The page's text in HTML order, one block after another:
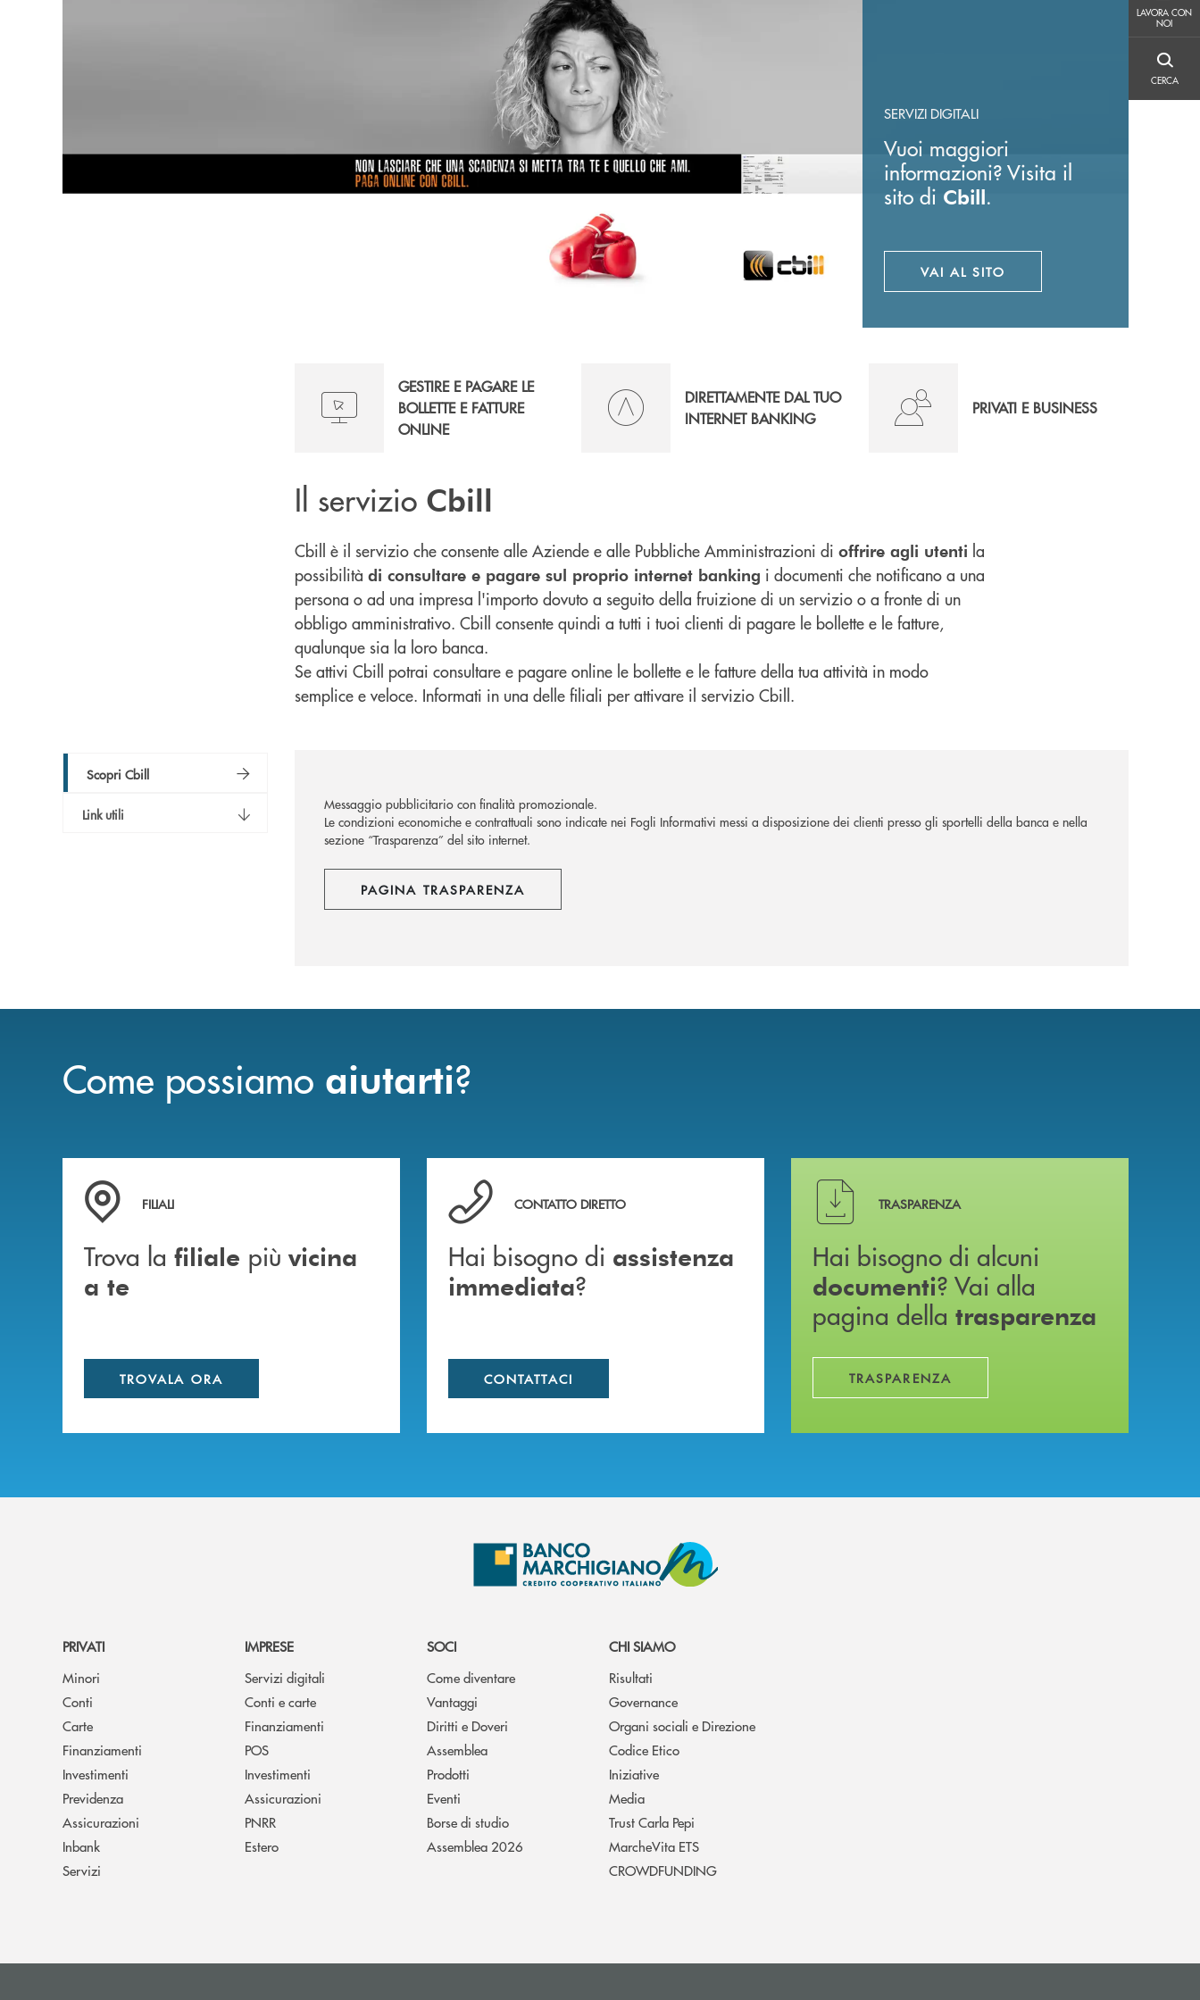
LAVORA CON
NOI
CERCA
SERVIZI DIGITALI
Vuoi maggiori
informazioni? Visita il
sito di Cbill.
VAI AL SITOAPRE UNA NUOVA FINESTRA
Scopri Cbill
Link utili
GESTIRE E PAGARE LE
BOLLETTE E FATTURE
ONLINE
DIRETTAMENTE DAL TUO
INTERNET BANKING
PRIVATI E BUSINESS
Il servizio Cbill
Cbill è il servizio che consente alle Aziende e alle Pubbliche Amministrazioni di offrire agli utenti la
possibilità di consultare e pagare sul proprio internet banking i documenti che notificano a una
persona o ad una impresa l'importo dovuto a seguito della fruizione di un servizio o a fronte di un
obbligo amministrativo. Cbill consente quindi a tutti i tuoi clienti di pagare le bollette e le fatture,
qualunque sia la loro banca.
Se attivi Cbill potrai consultare e pagare online le bollette e le fatture della tua attività in modo
semplice e veloce. Informati in una delle filiali per attivare il servizio Cbill.
Messaggio pubblicitario con finalità promozionale.
Le condizioni economiche e contrattuali sono indicate nei Fogli Informativi messi a disposizione dei clienti presso gli sportelli della banca e nella
sezione “Trasparenza” del sito internet.
PAGINA TRASPARENZA
Come possiamo aiutarti?
Trova la filiale più vicina a te
FILIALI
Trova la filiale più vicina
a te
TROVALA ORA
Hai bisogno di assistenza immediata ?
CONTATTO DIRETTO
Hai bisogno di assistenza
immediata?
CONTATTACI
Hai bisogno di alcuni documenti ? Vai alla pagina della
TRASPARENZA
Hai bisogno di alcuni
documenti? Vai alla
pagina della trasparenza
TRASPARENZA
PRIVATI
Minori
Conti
Carte
Finanziamenti
Investimenti
Previdenza
Assicurazioni
Inbank
Servizi
IMPRESE
Servizi digitali
Conti e carte
Finanziamenti
POS
Investimenti
Assicurazioni
PNRR
Estero
SOCI
Come diventare
Vantaggi
Diritti e Doveri
Assemblea
Prodotti
Eventi
Borse di studio
Assemblea 2026
CHI SIAMO
Risultati
Governance
Organi sociali e Direzione
Codice Etico
Iniziative
Media
Trust Carla Pepi
MarcheVita ETS
CROWDFUNDING